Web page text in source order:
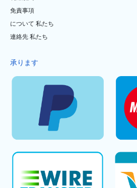
免責事項
について 私たち
連絡先 私たち
承ります